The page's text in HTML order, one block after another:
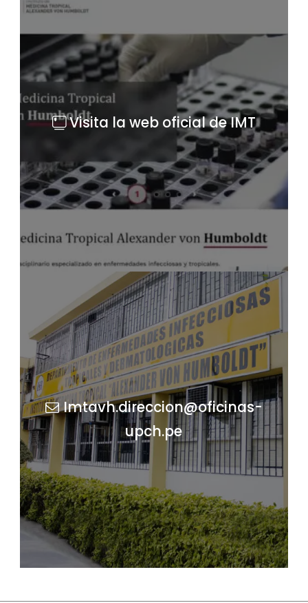
Visita la web oficial de IMT
Imtavh.direccion@oficinas-
upch.pe